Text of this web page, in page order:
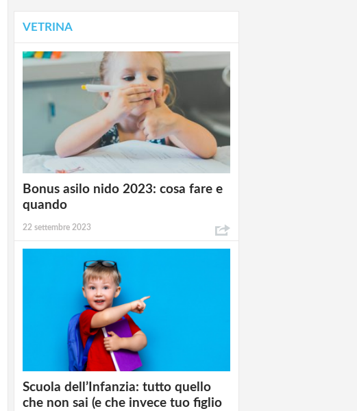
VETRINA
Bonus asilo nido 2023: cosa fare e
quando
22 settembre 2023
Scuola dell’Infanzia: tutto quello
che non sai (e che invece tuo figlio